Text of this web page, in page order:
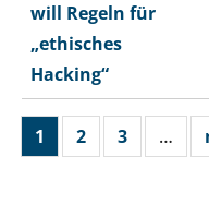
will Regeln für
„ethisches
Hacking“
1 2 3 …